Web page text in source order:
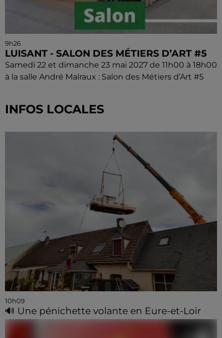
9h26
LUISANT - SALON DES MÉTIERS D’ART #5
Samedi 22 et dimanche 23 mai 2027 de 11h00 à 18h00
à la salle André Malraux : Salon des Métiers d’Art #5
INFOS LOCALES
10h09
🔊 Une pénichette volante en Eure-et-Loir